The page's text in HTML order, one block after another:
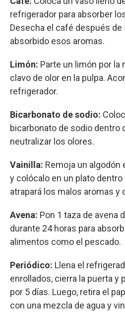
refrigerador para absorber
Desecha el café después de
absorbido esos aromas.
Limón: Parte un limón por la
clavo de olor en la pulpa.
refrigerador.
Bicarbonato de sodio:
bicarbonato de sodio dentro
neutralizar los olores.
Vainilla: Remoja un algodón
y colócalo en un plato
atrapará los malos aromas y
Avena: Pon 1 taza de avena
durante 24 horas para
alimentos como el pescado.
Periódico: Llena el
enrollados, cierra la puerta y
por 5 días. Luego, retira el
con una mezcla de agua y